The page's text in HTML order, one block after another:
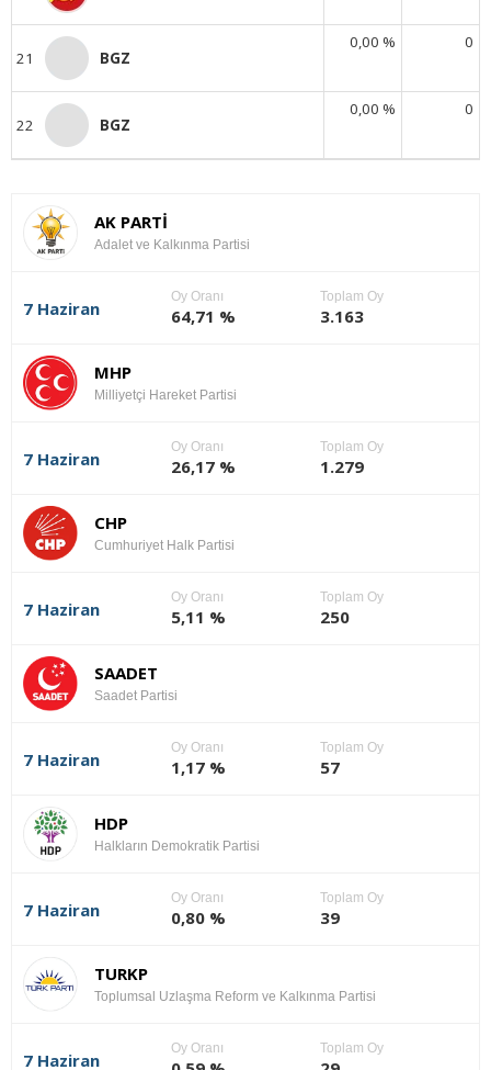
21 BGZ
0,00 % 0
22 BGZ
0,00 % 0
AK PARTİ
Adalet ve Kalkınma Partisi
7 Haziran
Oy Oranı
64,71 %
Toplam Oy
3.163
MHP
Milliyetçi Hareket Partisi
7 Haziran
Oy Oranı
26,17 %
Toplam Oy
1.279
CHP
Cumhuriyet Halk Partisi
7 Haziran
Oy Oranı
5,11 %
Toplam Oy
250
SAADET
Saadet Partisi
7 Haziran
Oy Oranı
1,17 %
Toplam Oy
57
HDP
Halkların Demokratik Partisi
7 Haziran
Oy Oranı
0,80 %
Toplam Oy
39
TURKP
Toplumsal Uzlaşma Reform ve Kalkınma Partisi
7 Haziran
Oy Oranı Toplam Oy